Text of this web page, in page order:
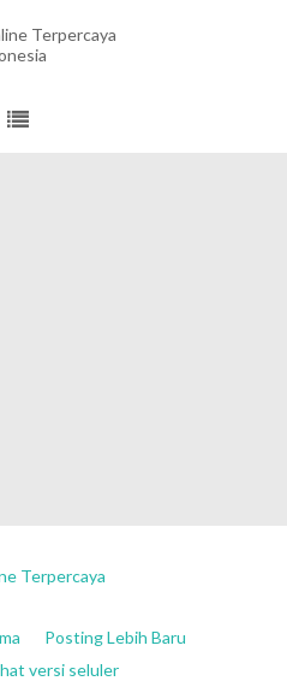
Terpercaya
Posting Lebih Baru
versi seluler